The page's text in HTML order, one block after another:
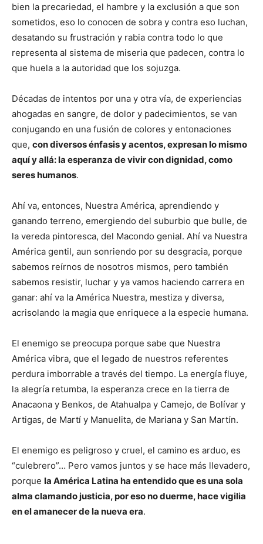
bien la precariedad, el hambre y la exclusión a que son
sometidos, eso lo conocen de sobra y contra eso luchan,
desatando su frustración y rabia contra todo lo que
representa al sistema de miseria que padecen, contra lo
que huela a la autoridad que los sojuzga.
Décadas de intentos por una y otra vía, de experiencias
ahogadas en sangre, de dolor y padecimientos, se van
conjugando en una fusión de colores y entonaciones
que, con diversos énfasis y acentos, expresan lo mismo
aquí y allá: la esperanza de vivir con dignidad, como
seres humanos.
Ahí va, entonces, Nuestra América, aprendiendo y
ganando terreno, emergiendo del suburbio que bulle, de
la vereda pintoresca, del Macondo genial. Ahí va Nuestra
América gentil, aun sonriendo por su desgracia, porque
sabemos reírnos de nosotros mismos, pero también
sabemos resistir, luchar y ya vamos haciendo carrera en
ganar: ahí va la América Nuestra, mestiza y diversa,
acrisolando la magia que enriquece a la especie humana.
El enemigo se preocupa porque sabe que Nuestra
América vibra, que el legado de nuestros referentes
perdura imborrable a través del tiempo. La energía fluye,
la alegría retumba, la esperanza crece en la tierra de
Anacaona y Benkos, de Atahualpa y Camejo, de Bolívar y
Artigas, de Martí y Manuelita, de Mariana y San Martín.
El enemigo es peligroso y cruel, el camino es arduo, es
“culebrero”… Pero vamos juntos y se hace más llevadero,
porque la América Latina ha entendido que es una sola
alma clamando justicia, por eso no duerme, hace vigilia
en el amanecer de la nueva era.